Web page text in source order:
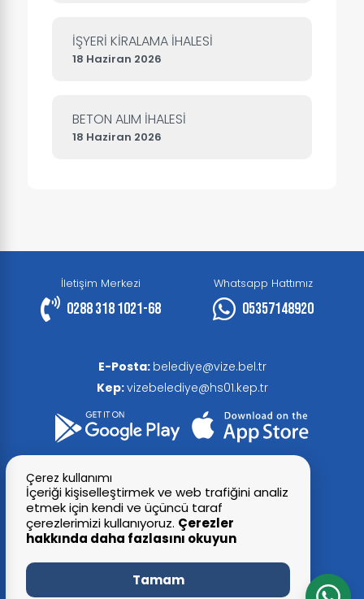
İŞYERİ KİRALAMA İHALESİ
18 Haziran 2026
BETON ALIM İHALESİ
18 Haziran 2026
İletişim Merkezi
0288 318 1021-68
Whatsapp Hattımız
05357148920
E-Posta: belediye@vize.bel.tr
Kep:vizebelediye@hs01.kep.tr
© 2026 Tüm Hakları Saklıdır
Vize Belediye Başkanlığı
Çerez kullanımı
İçeriği kişiselleştirmek ve web trafiğini analiz
etmek için kendi ve üçüncü taraf
çerezlerimizi kullanıyoruz. Çerezler
hakkında daha fazlasını okuyun
Tamam